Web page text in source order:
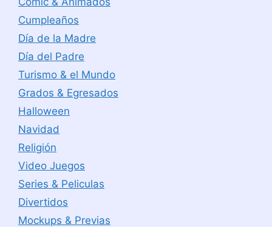
Cumpleaños
Día de la Madre
Día del Padre
Turismo & el Mundo
Grados & Egresados
Halloween
Navidad
Religión
Video Juegos
Series & Peliculas
Divertidos
Mockups & Previas